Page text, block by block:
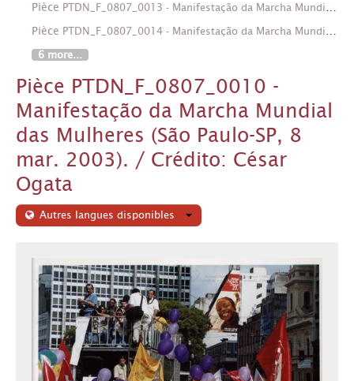
Pièce PTDN_F_0807_0013 - Manifestação da Marcha Mundial das Mulheres (São Paulo-SP, 8 mar. 2003). / Crédito: César Ogata
Pièce PTDN_F_0807_0014 - Manifestação da Marcha Mundial das Mulheres (São Paulo-SP, 8 mar. 2003). / Crédito: César Ogata
6 more...
Pièce PTDN_F_0807_0010 -
Manifestação da Marcha Mundial
das Mulheres (São Paulo-SP, 8
mar. 2003). / Crédito: César
Ogata
Autres langues disponibles